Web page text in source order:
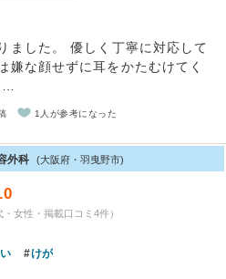
ました。 優しく丁寧に対応して
嫌な顔せずに耳をかたむけてく
1人が参考になった
外科 (大阪府・羽曳野市)
女性・掲載口コミ4件）
けが